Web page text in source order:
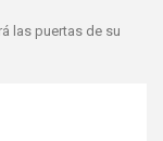
las puertas de su